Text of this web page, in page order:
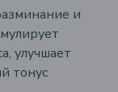
и
улучшает
тонус